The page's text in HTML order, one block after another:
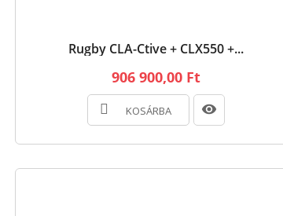
Rugby CLA-Ctive + CLX550 +...
906 900,00 Ft
KOSÁRBA